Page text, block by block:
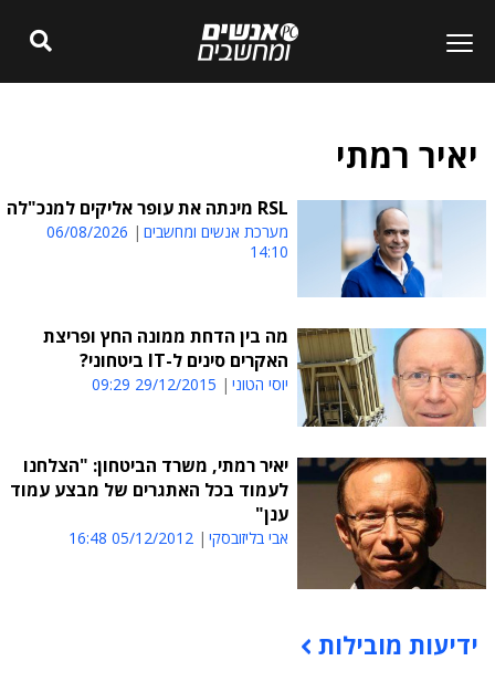
יאיר רמתי
RSL מינתה את עופר אליקים למנכ"לה
מערכת אנשים ומחשבים
06/08/2026
14:10
מה בין הדחת ממונה החץ ופריצת
האקרים סינים ל-IT ביטחוני?
יוסי הטוני 29/12/2015 09:29
יאיר רמתי, משרד הביטחון: "הצלחנו
לעמוד בכל האתגרים של מבצע עמוד
ענן"
אבי בליזובסקי 05/12/2012 16:48
תוכן פרסומי
ידיעות מובילות